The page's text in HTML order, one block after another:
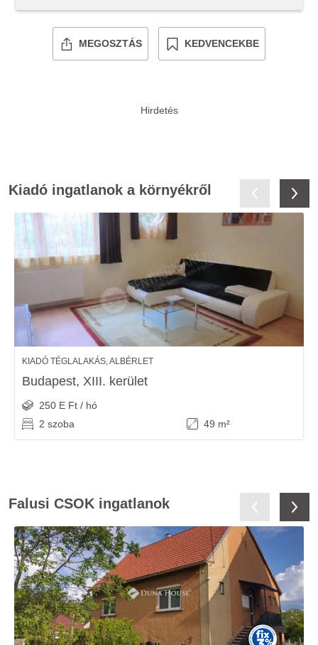
MEGOSZTÁS KEDVENCEKBE
Kiadó ingatlanok a környékről
KIADÓ TÉGLALAKÁS, ALBÉRLET
Budapest, XIII. kerület
250 E Ft / hó
2 szoba
49 m²
Falusi CSOK ingatlanok